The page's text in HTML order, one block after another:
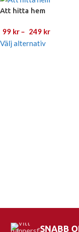
Att hitta hem
99 kr – 249 kr
Välj alternativ
SNABB